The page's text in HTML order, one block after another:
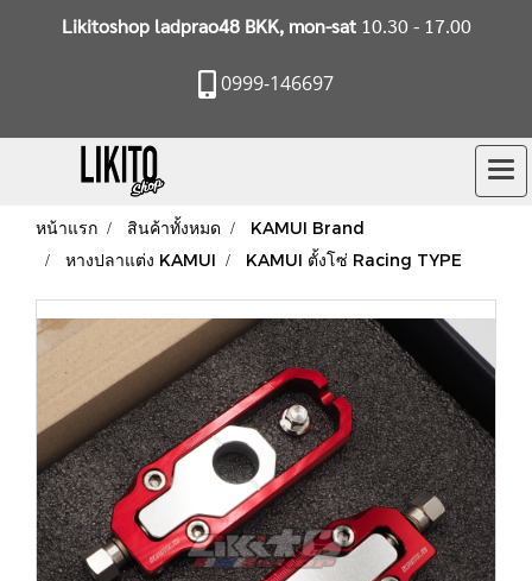
Likitoshop ladprao48 BKK, mon-sat10.30 - 17.00
0999-146697
หน้าแรก สินค้าทั้งหมด
KAMUI Brand
หางปลาแต่ง KAMUI
KAMUI ตั้งโซ่ Racing TYPE